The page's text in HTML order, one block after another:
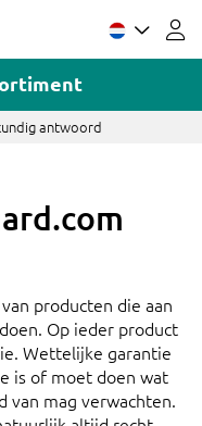
antwoord
producten die aan
Op ieder product
Wettelijke garantie
is of moet doen wat
van mag verwachten.